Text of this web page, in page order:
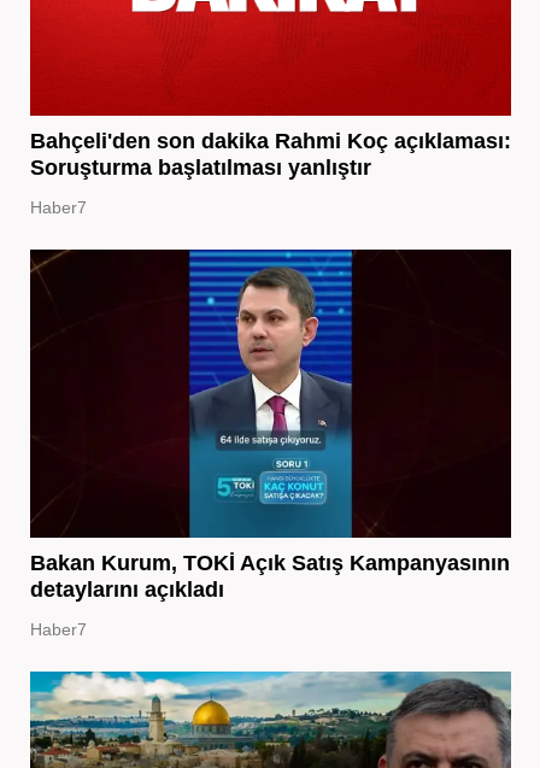
Bahçeli'den son dakika Rahmi Koç açıklaması:
Soruşturma başlatılması yanlıştır
Haber7
Bakan Kurum, TOKİ Açık Satış Kampanyasının
detaylarını açıkladı
Haber7